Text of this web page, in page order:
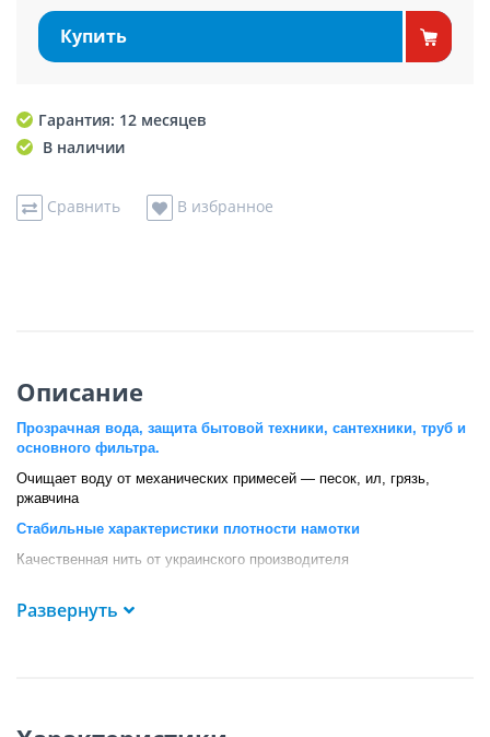
Купить
Гарантия: 12 месяцев
В наличии
Сравнить В избранное
Описание
Прозрачная вода, защита бытовой техники, сантехники, труб и
основного фильтра.
Очищает воду от механических примесей — песок, ил, грязь,
ржавчина
Стабильные характеристики плотности намотки
Качественная нить от украинского производителя
Ресурс10 000 литров
Развернуть